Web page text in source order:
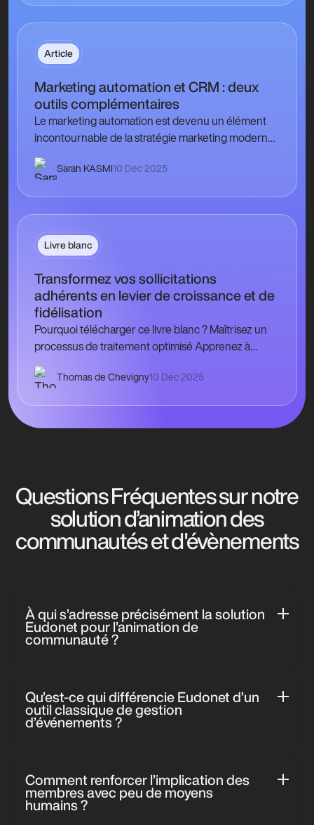
Article
Marketing automation et CRM : deux
outils complémentaires
Le marketing automation est devenu un élément
incontournable de la stratégie marketing moderne.
Ce dernier permet aux associations
professionnelles, associations caritatives,
Sarah KASMI10 Déc 2025
Livre blanc
Transformez vos sollicitations
adhérents en levier de croissance et de
fidélisation
Pourquoi télécharger ce livre blanc ? Maîtrisez un
processus de traitement optimisé Apprenez à
centraliser, qualifier et traiter méthodiquement
chaque sollicitation pour…
Thomas de Chevigny10 Déc 2025
Questions Fréquentes sur notre
solution d’animation des
communautés et d'évènements
À qui s’adresse précisément la solution
Eudonet pour l’animation de
communauté ?
échanges, professionnaliser leurs actions et mobiliser
durablement leurs membres autour d’une mission
commune.
Qu’est-ce qui différencie Eudonet d’un
outil classique de gestion
d’événements ?
relationnelle et pilotage stratégique dans un seul outil,
centré sur la relation à long terme.
Comment renforcer l’implication des
membres avec peu de moyens
humains ?